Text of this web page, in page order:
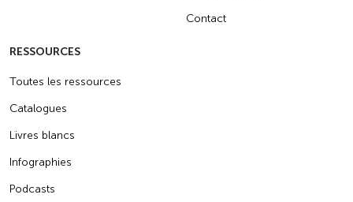
Contact
RESSOURCES
Toutes les ressources
Catalogues
Livres blancs
Infographies
Podcasts